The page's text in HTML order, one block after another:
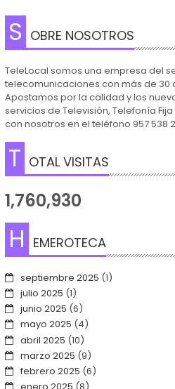
S OBRE NOSOTROS
TeleLocal somos una empresa del
telecomunicaciones con más de 30
Apostamos por la calidad y los
servicios de Televisión, Telefonía
con nosotros en el teléfono 957 538
T OTAL VISITAS
1,760,930
H EMEROTECA
septiembre 2025 (1)
julio 2025 (1)
junio 2025 (6)
mayo 2025 (4)
abril 2025 (10)
marzo 2025 (9)
febrero 2025 (6)